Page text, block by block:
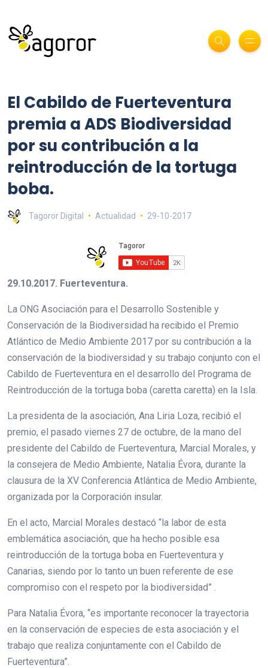
El Cabildo de Fuerteventura
premia a ADS Biodiversidad
por su contribución a la
reintroducción de la tortuga
boba.
Tagoror Digital Actualidad 29-10-2017
29.10.2017. Fuerteventura.
La ONG Asociación para el Desarrollo Sostenible y
Conservación de la Biodiversidad ha recibido el Premio
Atlántico de Medio Ambiente 2017 por su contribución a la
conservación de la biodiversidad y su trabajo conjunto con el
Cabildo de Fuerteventura en el desarrollo del Programa de
Reintroducción de la tortuga boba (caretta caretta) en la Isla.
La presidenta de la asociación, Ana Liria Loza, recibió el
premio, el pasado viernes 27 de octubre, de la mano del
presidente del Cabildo de Fuerteventura, Marcial Morales, y
la consejera de Medio Ambiente, Natalia Évora, durante la
clausura de la XV Conferencia Atlántica de Medio Ambiente,
organizada por la Corporación insular.
En el acto, Marcial Morales destacó “la labor de esta
emblemática asociación, que ha hecho posible esa
reintroducción de la tortuga boba en Fuerteventura y
Canarias, siendo por lo tanto un buen referente de ese
compromiso con el respeto por la biodiversidad” .
Para Natalia Évora, “es importante reconocer la trayectoria
en la conservación de especies de esta asociación y el
trabajo que realiza conjuntamente con el Cabildo de
Fuerteventura”.